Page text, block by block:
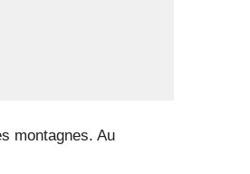
montagnes. Au